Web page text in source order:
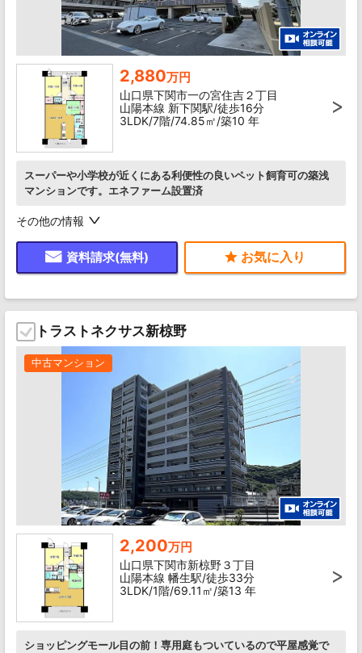
2,880万円
山口県下関市一の宮住吉２丁目
山陽本線 新下関駅/徒歩16分
3LDK/7階/74.85㎡/築10 年
スーパーや小学校が近くにある利便性の良いペット飼育可の築浅
マンションです。エネファーム設置済
その他の情報
資料請求(無料)
トラストネクサス新椋野
中古マンション
2,200万円
山口県下関市新椋野３丁目
山陽本線 幡生駅/徒歩33分
3LDK/1階/69.11㎡/築13 年
ショッピングモール目の前！専用庭もついているので平屋感覚で